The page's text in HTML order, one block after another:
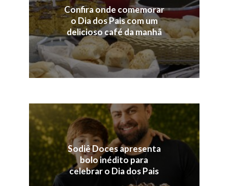
Confira onde comemorar
o Dia dos Pais com um
delicioso café da manhã
Sodiê Doces apresenta
bolo inédito para
celebrar o Dia dos Pais